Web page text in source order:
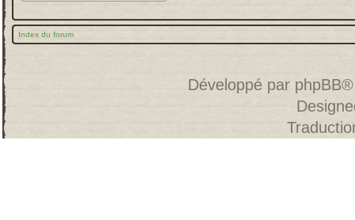
Index du forum
Développé par phpBB®